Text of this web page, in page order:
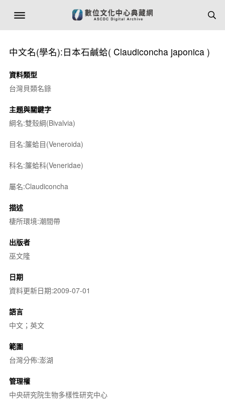
中文名(學名):日本石鹹蛤( Claudiconcha japonica)
資料類型
台灣貝類名錄
主題與關鍵字
綱名:雙殼綱(Bivalvia)
目名:簾蛤目(Veneroida)
科名:簾蛤科(Veneridae)
屬名:Claudiconcha
描述
棲所環境:潮間帶
出版者
巫文隆
日期
資料更新日期:2009-07-01
語言
中文；英文
範圍
台灣分佈:澎湖
管理權
中央研究院生物多樣性研究中心